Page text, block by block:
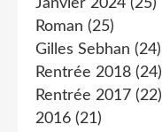
Janvier 2024 (25)
Roman (25)
Gilles Sebhan (24)
Rentrée 2018 (24)
Rentrée 2017 (22)
2016 (21)